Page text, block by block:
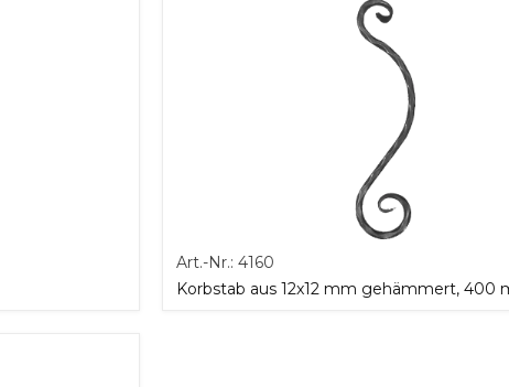
Art.-Nr.:4160
Korbstab aus 12x12 mm gehämmert, 400